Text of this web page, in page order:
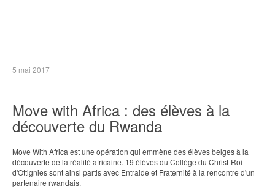
5 mai 2017
Move with Africa : des élèves à la
découverte du Rwanda
Move With Africa est une opération qui emmène des élèves belges à la
découverte de la réalité africaine. 19 élèves du Collège du Christ-Roi
d'Ottignies sont ainsi partis avec Entraide et Fraternité à la rencontre d'un
partenaire rwandais.